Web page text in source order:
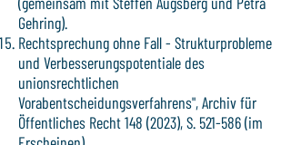
Gehring).
Rechtsprechung ohne Fall - Strukturprobleme
und Verbesserungspotentiale des
unionsrechtlichen
Vorabentscheidungsverfahrens", Archiv für
Öffentliches Recht148 (2023), S. 521-586 (im